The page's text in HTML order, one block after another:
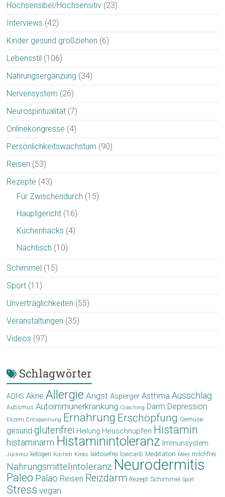
Hochsensibel/Hochsensitiv (23)
Interviews (42)
Kinder gesund großziehen (6)
Lebensstil (106)
Nahrungsergänzung (34)
Nervensystem (26)
Neurospiritualität (7)
Onlinekongresse (4)
Persönlichkeitswachstum (90)
Reisen (53)
Rezepte (43)
Für Zwischendurch (15)
Hauptgericht (16)
Küchenhacks (4)
Nachtisch (10)
Schimmel (15)
Sport (11)
Unverträglichkeiten (55)
Veranstaltungen (35)
Videos (97)
Schlagwörter
ADHS Akne Allergie Angst Asperger Asthma Ausschlag
Autismus Autoimmunerkrankung Coaching Darm Depression
Ekzem Entspannung Ernährung Erschöpfung Gemüse
gesund glutenfrei Heilung Heuschnupfen Histamin
histaminarm Histaminintoleranz Immunsystem
Juckreiz ketogen Kochen Krebs laktosefrei lowcarb Meditation Meer milchfrei
Nahrungsmittelintoleranz Neurodermitis
Paleo Paläo Reisen Reizdarm Rezept Schimmel Sport
Stress vegan